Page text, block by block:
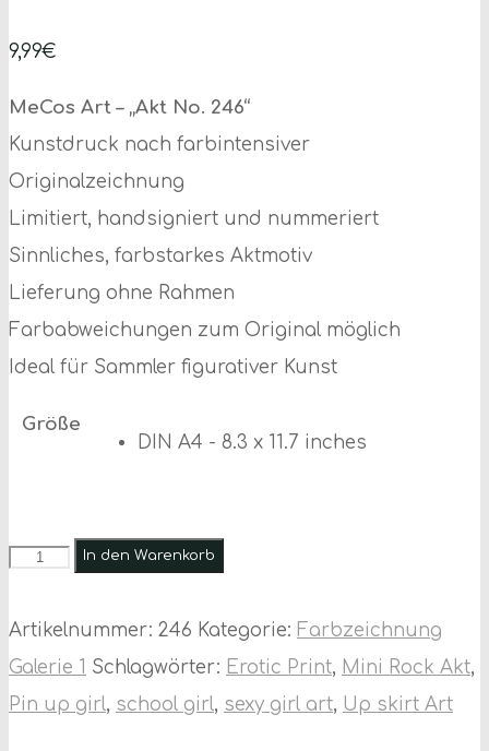
9,99€
MeCos Art – „Akt No. 246“
Kunstdruck nach farbintensiver
Originalzeichnung
Limitiert, handsigniert und nummeriert
Sinnliches, farbstarkes Aktmotiv
Lieferung ohne Rahmen
Farbabweichungen zum Original möglich
Ideal für Sammler figurativer Kunst
Größe
DIN A4 - 8.3 x 11.7 inches
Akt
von
Farbzeichnung
auf
In den Warenkorb
Artikelnummer: 246 Kategorie: Farbzeichnung
Galerie 1 Schlagwörter: Erotic Print, Mini Rock Akt,
Pin up girl, school girl, sexy girl art, Up skirt Art